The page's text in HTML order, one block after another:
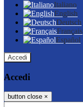
Italiano
English
Deutsch
Français
Español
Accedi
Accedi
button close ×